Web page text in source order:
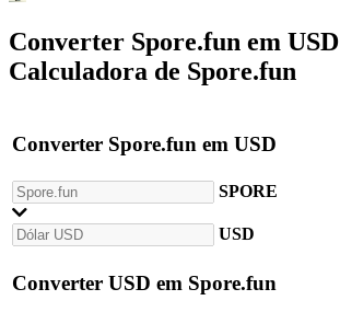
Converter Spore.fun em USD
Calculadora de Spore.fun
Converter Spore.fun em USD
SPORE
USD
Converter USD em Spore.fun